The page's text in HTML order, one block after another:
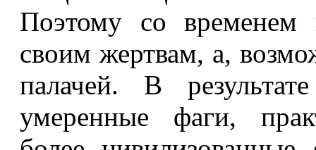
Поэтому со временем
своим жертвам, а,
палачей. В
умеренные фаги,